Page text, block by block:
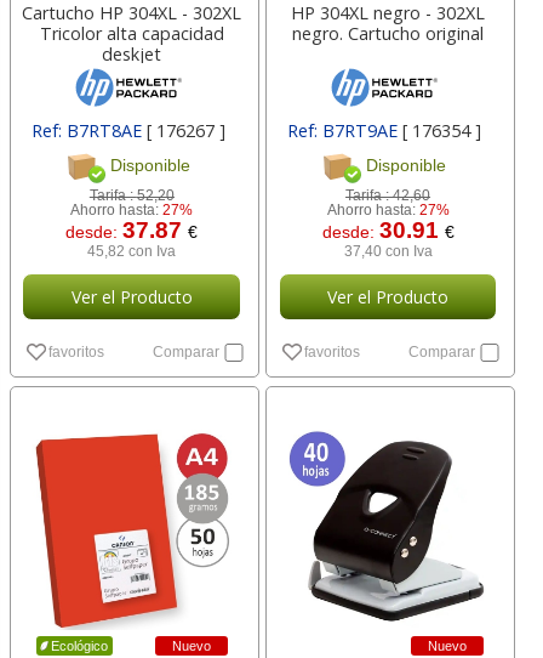
Cartucho HP 304XL - 302XL
Tricolor alta capacidad
deskjet
Ref: B7RT8AE[ 176267 ]
Disponible
Tarifa :52,20
Ahorro hasta:27%
desde:37.87€
45,82 con Iva
Ver el Producto
favoritos Comparar
HP 304XL negro - 302XL
negro. Cartucho original
Ref: B7RT9AE[ 176354 ]
Disponible
Tarifa :42,60
Ahorro hasta: 27%
desde: 30.91 €
37,40 con Iva
Ver el Producto
favoritos Comparar
Ecológico Nuevo Nuevo